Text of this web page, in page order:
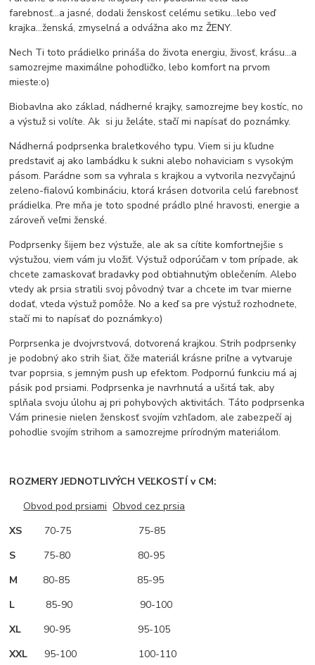
farebnosť...a jasné, dodali ženskosť celému setiku...lebo veď
krajka...ženská, zmyselná a odvážna ako mz ŽENY.
Nech Ti toto prádielko prináša do života energiu, živosť, krásu...a
samozrejme maximálne pohodličko, lebo komfort na prvom
mieste:o)
Biobavlna ako základ, nádherné krajky, samozrejme bey kostíc, no
a výstuž si volíte. Ak si ju želáte, stačí mi napísať do poznámky.
Nádherná podprsenka braletkového typu. Viem si ju kľudne
predstaviť aj ako lambádku k sukni alebo nohaviciam s vysokým
pásom. Parádne som sa vyhrala s krajkou a vytvorila nezvyčajnú
zeleno-fialovú kombináciu, ktorá krásen dotvorila celú farebnosť
prádielka. Pre mňa je toto spodné prádlo plné hravosti, energie a
zároveň veľmi ženské.
Podprsenky šijem bez výstuže, ale ak sa cítite komfortnejšie s
výstužou, viem vám ju vložiť. Výstuž odporúčam v tom prípade, ak
chcete zamaskovať bradavky pod obtiahnutým oblečením. Alebo
vtedy ak prsia stratili svoj pôvodný tvar a chcete im tvar mierne
dodať, vteda výstuž pomôže. No a keď sa pre výstuž rozhodnete,
stačí mi to napísať do poznámky:o)
Porprsenka je dvojvrstvová, dotvorená krajkou. Strih podprsenky
je podobný ako strih šiat, čiže materiál krásne priľne a vytvaruje
tvar poprsia, s jemným push up efektom. Podpornú funkciu má aj
pásik pod prsiami. Podprsenka je navrhnutá a ušitá tak, aby
splňala svoju úlohu aj pri pohybových aktivitách. Táto podprsenka
Vám prinesie nielen ženskosť svojím vzhľadom, ale zabezpečí aj
pohodlie svojím strihom a samozrejme prírodným materiálom.
ROZMERY JEDNOTLIVÝCH VEĽKOSTÍ v CM:
Obvod pod prsiami Obvod cez prsia
XS 70-75 75-85
S 75-80 80-95
M 80-85 85-95
L 85-90 90-100
XL 90-95 95-105
XXL 95-100 100-110